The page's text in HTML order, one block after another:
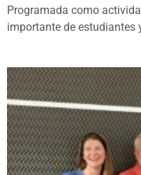
Programada como
importante de estudiantes